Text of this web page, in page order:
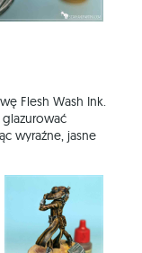
Flesh Wash Ink.
glazurować
wyraźne, jasne